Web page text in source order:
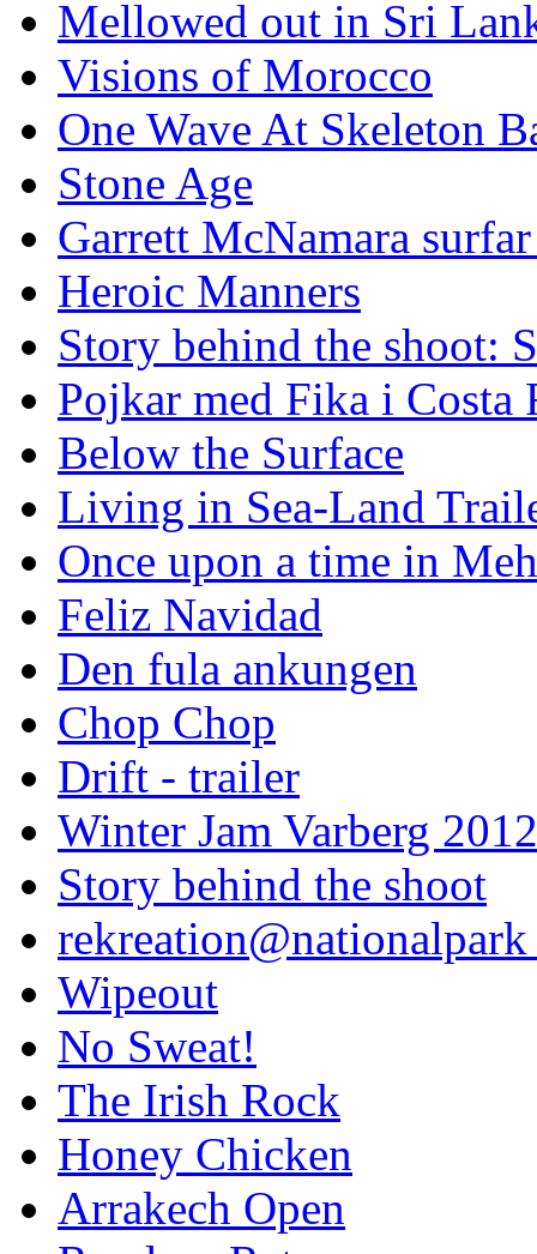
Mellowed out in Sri
Visions of Morocco
One Wave At Skeleton
Stone Age
Garrett McNamara
Heroic Manners
Story behind the shoot:
Pojkar med Fika i Costa
Below the Surface
Living in Sea-Land
Once upon a time in
Feliz Navidad
Den fula ankungen
Chop Chop
Drift - trailer
Winter Jam Varberg 2012
Story behind the shoot
rekreation@nationalpark
Wipeout
No Sweat!
The Irish Rock
Honey Chicken
Arrakech Open